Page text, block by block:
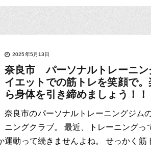
2025年5月13日
奈良市 パーソナルトレーニン
イエットでの筋トレを笑顔で
ら身体を引き締めましょう！！
奈良市のパーソナルトレーニングジム
ニングクラブ。 最近、トレーニングっ
運動って続きませんよね。 せっかく筋